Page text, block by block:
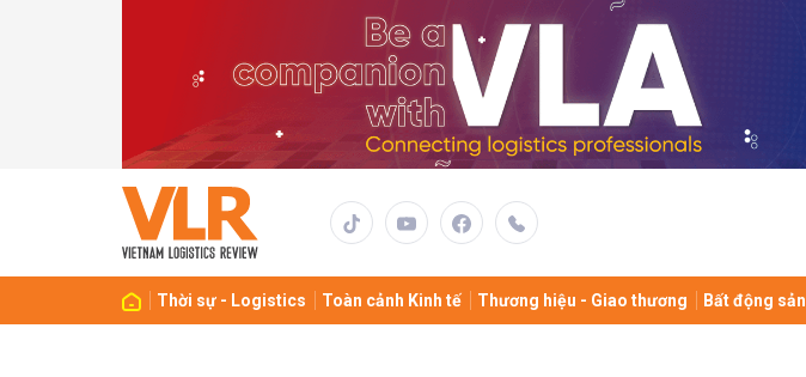
Thời sự - Logistics Toàn cảnh Kinh tế Thương hiệu - Giao thương Bất động sản